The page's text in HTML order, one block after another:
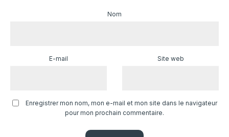
Nom
E-mail Site web
Enregistrer mon nom, mon e-mail et mon site dans le navigateur
pour mon prochain commentaire.